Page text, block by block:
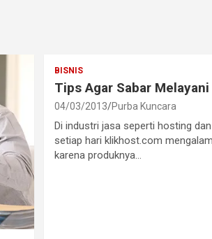
BISNIS
Tips Agar Sabar
04/03/2013 Purba Kuncara
Di industri jasa seperti hosting
setiap hari klikhost.com
karena produknya…